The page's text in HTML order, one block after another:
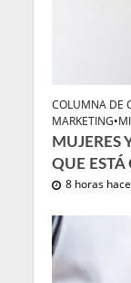
COLUMNA DE
MARKETING•
MUJERES
QUE ESTÁ
8 horas hace